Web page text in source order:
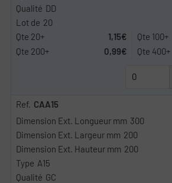
DD
20
1,15€
0,99€
CAA15
300
200
200
A15
GC